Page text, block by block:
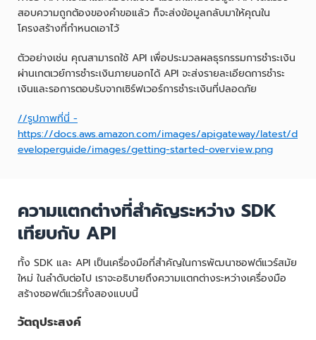
สอบความถูกต้องของคำขอแล้ว ก็จะส่งข้อมูลกลับมาให้คุณใน
โครงสร้างที่กำหนดเอาไว้
ตัวอย่างเช่น คุณสามารถใช้ API เพื่อประมวลผลธุรกรรมการชำระเงิน
ผ่านเกตเวย์การชำระเงินภายนอกได้ API จะส่งรายละเอียดการชำระ
เงินและรอการตอบรับจากเซิร์ฟเวอร์การชำระเงินที่ปลอดภัย
//รูปภาพที่นี่ -
https://docs.aws.amazon.com/images/apigateway/latest/d
eveloperguide/images/getting-started-overview.png
ความแตกต่างที่สำคัญระหว่าง SDK
เทียบกับ API
ทั้ง SDK และ API เป็นเครื่องมือที่สำคัญในการพัฒนาซอฟต์แวร์สมัย
ใหม่ ในลำดับต่อไป เราจะอธิบายถึงความแตกต่างระหว่างเครื่องมือ
สร้างซอฟต์แวร์ทั้งสองแบบนี้
วัตถุประสงค์